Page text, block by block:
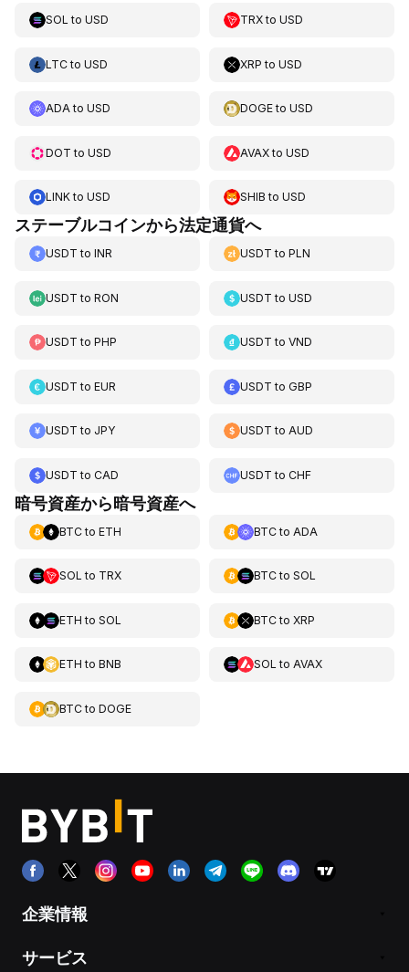
SOL to USD TRXtoUSD
LTCto USD XRP toUSD
ADAto USD DOGEtoUSD
DOT to USD AVAXtoUSD
LINKto USD SHIB toUSD
ステーブルコインから法定通貨へ
USDT to INR USDT toPLN
USDT to RON USDT toUSD
USDT to PHP USDT toVND
USDT to EUR USDT toGBP
USDT to JPY USDT toAUD
USDT to CAD USDT toCHF
暗号資産から暗号資産へ
BTCto ETH BTCto ADA
SOL to TRX BTCto SOL
ETH to SOL BTCto XRP
ETH to BNB SOL to AVAX
BTCto DOGE
企業情報
サービス